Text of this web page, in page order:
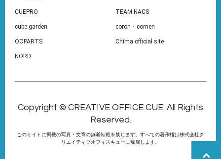
CUEPRO TEAM NACS
cube garden coron・comen
OOPARTS Chima official site
NORD
Copyright © CREATIVE OFFICE CUE. All Rights
Reserved.
このサイトに掲載の写真・文章の無断転載を禁じます。すべての著作権は株式会社ク
リエイティブオフィスキューに帰属します。